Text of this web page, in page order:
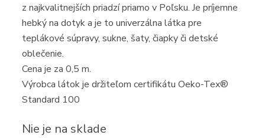
z najkvalitnejších priadzí priamo v Poľsku. Je príjemne
hebký na dotyk a je to univerzálna látka pre
teplákové súpravy, sukne, šaty, čiapky či detské
oblečenie.
Cena je za 0,5 m.
Výrobca látok je držiteľom certifikátu Oeko-Tex®
Standard 100
Nie je na sklade